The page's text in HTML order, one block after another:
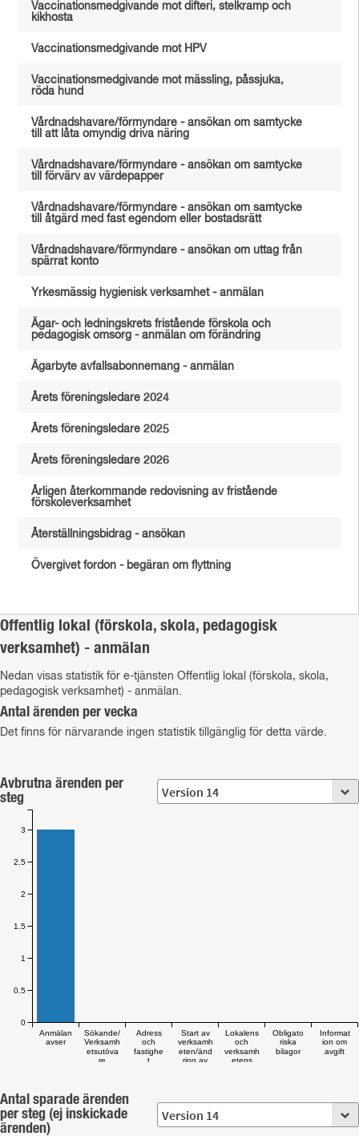
Vaccinationsmedgivande mot difteri, stelkramp och
kikhosta
Vaccinationsmedgivande mot HPV
Vaccinationsmedgivande mot mässling, påssjuka,
röda hund
Vårdnadshavare/förmyndare - ansökan om samtycke
till att låta omyndig driva näring
Vårdnadshavare/förmyndare - ansökan om samtycke
till förvärv av värdepapper
Vårdnadshavare/förmyndare - ansökan om samtycke
till åtgärd med fast egendom eller bostadsrätt
Vårdnadshavare/förmyndare - ansökan om uttag från
spärrat konto
Yrkesmässig hygienisk verksamhet - anmälan
Ägar- och ledningskrets fristående förskola och
pedagogisk omsorg - anmälan om förändring
Ägarbyte avfallsabonnemang - anmälan
Årets föreningsledare 2024
Årets föreningsledare 2025
Årets föreningsledare 2026
Årligen återkommande redovisning av fristående
förskoleverksamhet
Återställningsbidrag - ansökan
Övergivet fordon - begäran om flyttning
Offentlig lokal (förskola, skola, pedagogisk
verksamhet) - anmälan
Nedan visas statistik för e-tjänsten Offentlig lokal (förskola, skola,
pedagogisk verksamhet) - anmälan.
Antal ärenden per vecka
Det finns för närvarande ingen statistik tillgänglig för detta värde.
Avbrutna ärenden per
steg
Anmälan
avser
Sökande/
Verksamh
etsutöva
re
Adress
och
fastighe
t
Start av
verksamh
eten/änd
ring av
Lokalens
och
verksamh
etens
Obligato
riska
bilagor
Informat
ion om
avgift
0
0.5
1
1.5
2
2.5
3
Antal sparade ärenden
per steg (ej inskickade
ärenden)